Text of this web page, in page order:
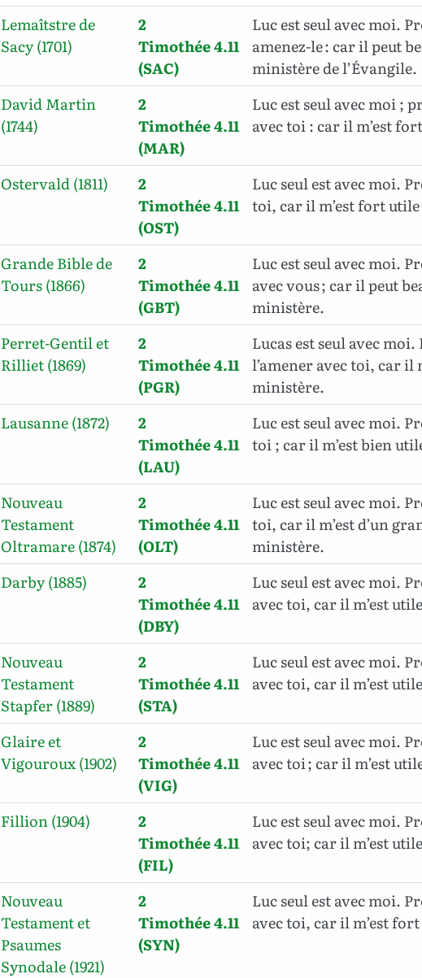
Lemaîtstre de
Sacy (1701)
2
Timothée 4.11
(SAC)
Luc est seul avec moi.
amenez-le : car il peut
ministère de l’Évangile.
David Martin
(1744)
2
Timothée 4.11
(MAR)
Luc est seul avec moi ;
avec toi : car il m’est
Ostervald (1811)
2
Timothée 4.11
(OST)
Luc seul est avec moi.
toi, car il m’est fort
Grande Bible de
Tours (1866)
2
Timothée 4.11
(GBT)
Luc est seul avec moi.
avec vous ; car il peut
ministère.
Perret-Gentil et
Rilliet (1869)
2
Timothée 4.11
(PGR)
Lucas est seul avec
l’amener avec toi, car il
ministère.
Lausanne (1872)
2
Timothée 4.11
(LAU)
Luc est seul avec moi.
toi ; car il m’est bien
Nouveau
Testament
Oltramare (1874)
2
Timothée 4.11
(OLT)
Luc est seul avec moi.
toi, car il m’est d’un
ministère.
Darby (1885)
2
Timothée 4.11
(DBY)
Luc seul est avec moi.
avec toi, car il m’est
Nouveau
Testament
Stapfer (1889)
2
Timothée 4.11
(STA)
Luc seul est avec moi.
avec toi, car il m’est
Glaire et
Vigouroux (1902)
2
Timothée 4.11
(VIG)
Luc est seul avec moi.
avec toi ; car il m’est
Fillion (1904)
2
Timothée 4.11
(FIL)
Luc est seul avec moi.
avec toi; car il m’est
Nouveau
Testament et
Psaumes
Synodale (1921)
2
Timothée 4.11
(SYN)
Luc seul est avec moi.
avec toi, car il m’est